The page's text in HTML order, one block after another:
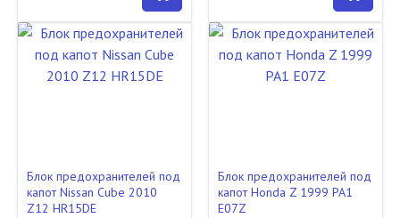
Блок предохранителей под
капот Nissan Cube 2010
Z12 HR15DE
Блок предохранителей под
капот Honda Z 1999 PA1
E07Z